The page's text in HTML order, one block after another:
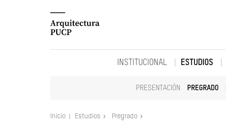
INSTITUCIONAL ESTUDIOS
PRESENTACIÓN PREGRADO
Inicio Estudios Pregrado